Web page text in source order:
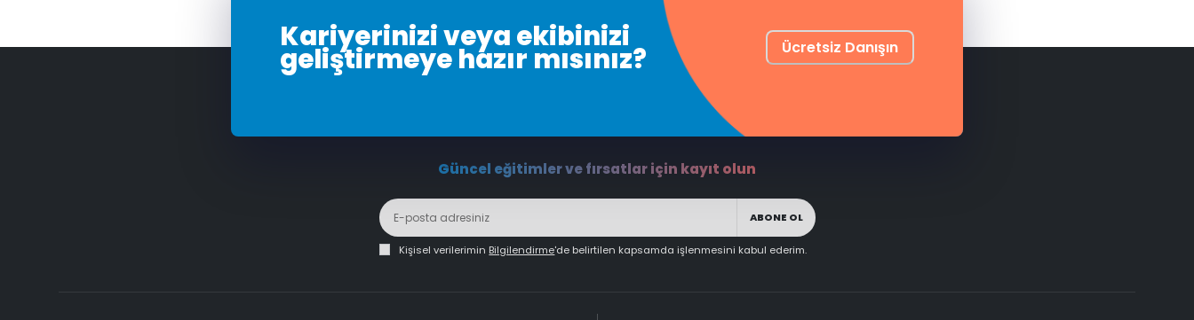
Kariyerinizi veya ekibinizi
geliştirmeye hazır mısınız? Ücretsiz Danışın
Güncel eğitimler ve fırsatlar için kayıt olun
ABONE OL
Kişisel verilerimin Bilgilendirme'de belirtilen kapsamda işlenmesini kabul ederim.